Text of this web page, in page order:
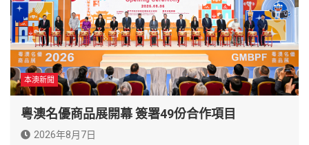
本澳新聞
粵澳名優商品展開幕 簽署49份合作項目
2026年8月7日